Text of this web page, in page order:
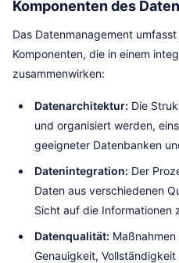
Komponenten des
Das Datenmanagement
Komponenten, die in einem
zusammenwirken:
Datenarchitektur: Die
und organisiert werden,
geeigneter Datenbanken
Datenintegration: Der
Daten aus verschiedenen
Sicht auf die Informationen
Datenqualität:
Genauigkeit,